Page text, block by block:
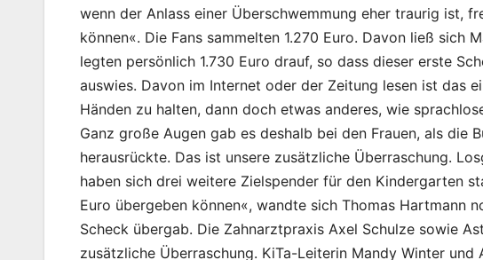
wenn der Anlass einer Überschwemmung eher traurig ist,
können«. Die Fans sammelten 1.270 Euro. Davon ließ sich
legten persönlich 1.730 Euro drauf, so dass dieser erste
auswies. Davon im Internet oder der Zeitung lesen ist das
Händen zu halten, dann doch etwas anderes, wie
Ganz große Augen gab es deshalb bei den Frauen, als die
herausrückte. Das ist unsere zusätzliche Überraschung.
haben sich drei weitere Zielspender für den Kindergarten
Euro übergeben können«, wandte sich Thomas Hartmann
Scheck übergab. Die Zahnarztpraxis Axel Schulze sowie
zusätzliche Überraschung. KiTa-Leiterin Mandy Winter